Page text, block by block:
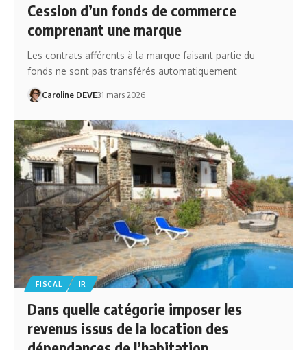
Cession d’un fonds de commerce
comprenant une marque
Les contrats afférents à la marque faisant partie du
fonds ne sont pas transférés automatiquement
Caroline DEVE31 mars 2026
FISCAL IR
Dans quelle catégorie imposer les
revenus issus de la location des